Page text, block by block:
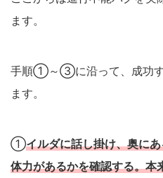
ます。
手順①～③に沿って、成功す
ます。
①イルダに話し掛け、奥に
体力があるかを確認する。本